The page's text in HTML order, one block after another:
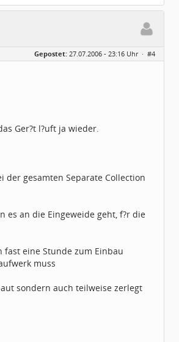
Gepostet: 27.07.2006 - 23:16 Uhr · #4
Ger?t l?uft ja wieder.
der gesamten Separate Collection
es an die Eingeweide geht, f?r die
fast eine Stunde zum Einbau
muss
sondern auch teilweise zerlegt